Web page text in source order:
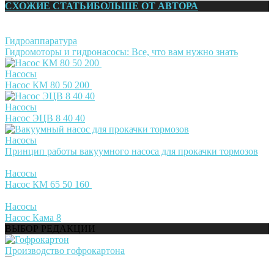
СХОЖИЕ СТАТЬИБОЛЬШЕ ОТ АВТОРА
Гидроаппаратура
Гидромоторы и гидронасосы: Все, что вам нужно знать
Насосы
Насос КМ 80 50 200
Насосы
Насос ЭЦВ 8 40 40
Насосы
Принцип работы вакуумного насоса для прокачки тормозов
Насосы
Насос КМ 65 50 160
Насосы
Насос Кама 8
ВЫБОР РЕДАКЦИИ
Производство гофрокартона